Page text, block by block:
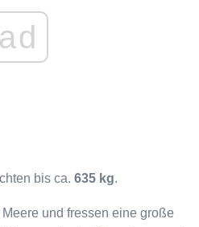
ad
bis ca. 635 kg.
und fressen eine große